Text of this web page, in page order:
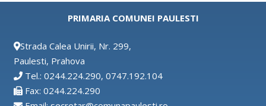
PRIMARIA COMUNEI PAULESTI
Strada Calea Unirii, Nr. 299,
Paulesti, Prahova
Tel.: 0244.224.290, 0747.192.104
Fax: 0244.224.290